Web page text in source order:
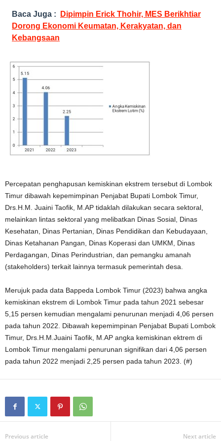
Baca Juga :
Dipimpin Erick Thohir, MES Berikhtiar
Dorong Ekonomi Keumatan, Kerakyatan, dan
Kebangsaan
Percepatan penghapusan kemiskinan ekstrem tersebut di Lombok
Timur dibawah kepemimpinan Penjabat Bupati Lombok Timur,
Drs.H.M. Juaini Taofik, M.AP tidaklah dilakukan secara sektoral,
melainkan lintas sektoral yang melibatkan Dinas Sosial, Dinas
Kesehatan, Dinas Pertanian, Dinas Pendidikan dan Kebudayaan,
Dinas Ketahanan Pangan, Dinas Koperasi dan UMKM, Dinas
Perdagangan, Dinas Perindustrian, dan pemangku amanah
(stakeholders) terkait lainnya termasuk pemerintah desa.
Merujuk pada data Bappeda Lombok Timur (2023) bahwa angka
kemiskinan ekstrem di Lombok Timur pada tahun 2021 sebesar
5,15 persen kemudian mengalami penurunan menjadi 4,06 persen
pada tahun 2022. Dibawah kepemimpinan Penjabat Bupati Lombok
Timur, Drs.H.M.Juaini Taofik, M.AP angka kemiskinan ektrem di
Lombok Timur mengalami penurunan signifikan dari 4,06 persen
pada tahun 2022 menjadi 2,25 persen pada tahun 2023. (#)
Previous article Next article